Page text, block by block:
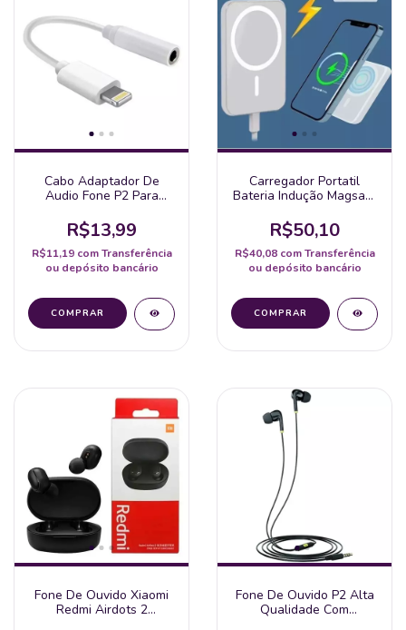
Cabo Adaptador De
Audio Fone P2 Para
R$13,99
R$11,19 com Transferência
ou depósito bancário
Carregador Portatil
Bateria Indução Magsafe
Magnetic Wireless
R$50,10
R$40,08 com Transferência
ou depósito bancário
Fone De Ouvido Xiaomi
Redmi Airdots 2
Fone De Ouvido P2 Alta
Qualidade Com